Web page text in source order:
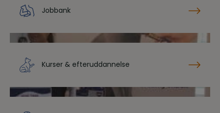
Jobbank
Kurser & efteruddannelse